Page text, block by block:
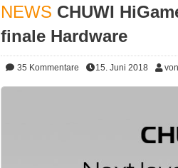
NEWS CHUWI
finale Hardware
35 Kommentare 15. Juni 2018